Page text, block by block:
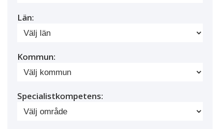
Län:
Kommun:
Specialistkompetens: